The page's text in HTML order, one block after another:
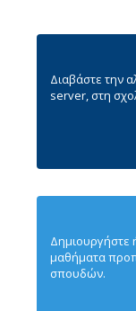
Διαβάστε την
server, στη
Δημιουργήστε
μαθήματα
σπουδών.